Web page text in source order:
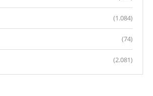
(1.084)
(74)
(2.081)